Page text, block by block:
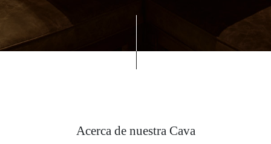
Acerca de nuestra Cava